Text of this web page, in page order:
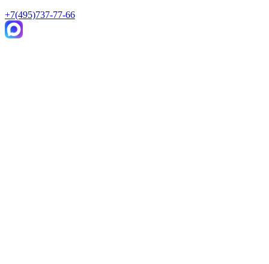
+7(495)737-77-66